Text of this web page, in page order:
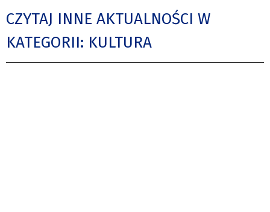
CZYTAJ INNE AKTUALNOŚCI W
KATEGORII: KULTURA